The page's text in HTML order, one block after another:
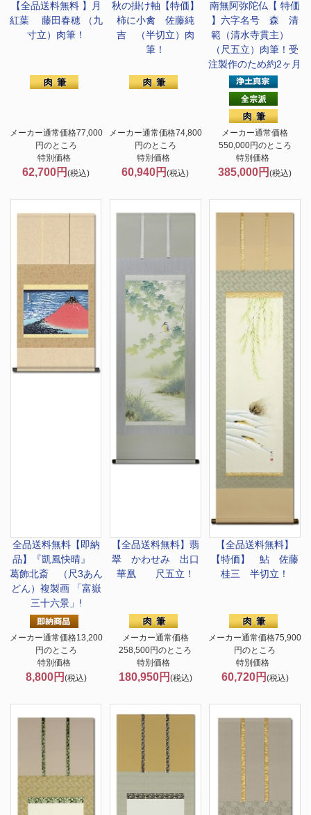
【全品送料無料 】
月
紅葉 藤田春穂 （九
寸立）肉筆！
メーカー通常価格77,000
円のところ
特別価格
62,700円(税込)
秋の掛け軸 【特価】
柿に小禽 佐藤純
吉 （半切立）肉
筆！
メーカー通常価格74,800
円のところ
特別価格
60,940円(税込)
南無阿弥陀仏 【 特価
】六字名号 森 清
範（清水寺貫主）
（尺五立）肉筆！受
注製作のため約2ヶ月
メーカー通常価格
550,000円のところ
特別価格
385,000円(税込)
全品送料無料【即納
品】『凱風快晴』
葛飾北斎 （尺3あん
どん）複製画 「富嶽
三十六景」!
メーカー通常価格13,200
円のところ
特別価格
8,800円 (税込)
【全品送料無料】 翡
翠 かわせみ 出口
華凰 尺五立！
メーカー通常価格
258,500円のところ
特別価格
180,950円 (税込)
【全品送料無料】
【特価】 鮎 佐藤
桂三 半切立！
メーカー通常価格75,900
円のところ
特別価格
60,720円 (税込)